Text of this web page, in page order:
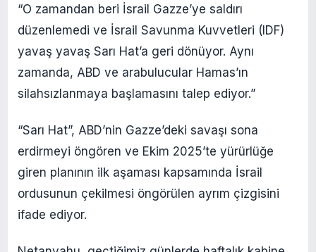
“O zamandan beri İsrail Gazze’ye saldırı
düzenlemedi ve İsrail Savunma Kuvvetleri (IDF)
yavaş yavaş Sarı Hat’a geri dönüyor. Aynı
zamanda, ABD ve arabulucular Hamas’ın
silahsızlanmaya başlamasını talep ediyor.”
“Sarı Hat”, ABD’nin Gazze’deki savaşı sona
erdirmeyi öngören ve Ekim 2025’te yürürlüğe
giren planının ilk aşaması kapsamında İsrail
ordusunun çekilmesi öngörülen ayrım çizgisini
ifade ediyor.